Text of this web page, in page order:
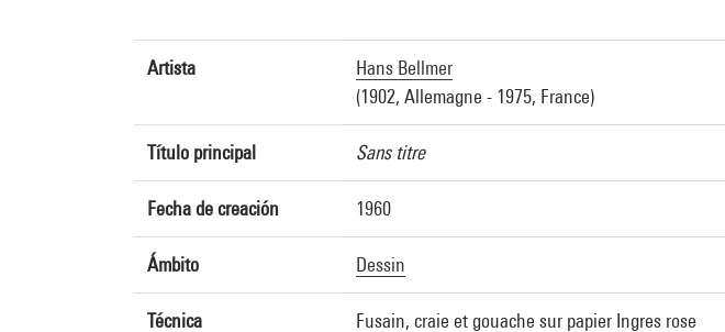
Artista
Hans Bellmer
(1902, Allemagne - 1975, France)
Título principal Sans titre
Fecha de creación 1960
Ámbito Dessin
Técnica Fusain, craie et gouache sur papier Ingres rose